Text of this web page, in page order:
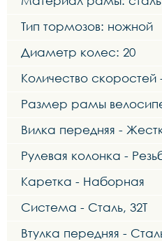
Тип тормозов: ножной
Диаметр колес: 20
Количество скоростей
Размер рамы
Вилка передняя -
Рулевая колонка -
Каретка - Наборная
Система - Сталь, 32Т
Втулка передняя -